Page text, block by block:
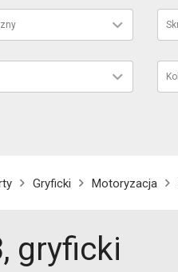
Gryficki Motoryzacja
gryficki